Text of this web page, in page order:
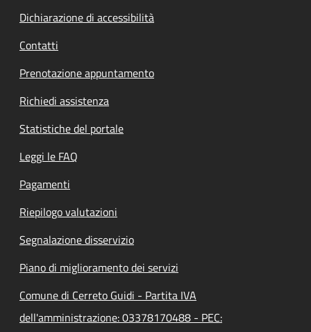
Dichiarazione di accessibilità
Contatti
Prenotazione appuntamento
Richiedi assistenza
Statistiche del portale
Leggi le FAQ
Pagamenti
Riepilogo valutazioni
Segnalazione disservizio
Piano di miglioramento dei servizi
Comune di Cerreto Guidi - Partita IVA
dell'amministrazione: 03378170488 - PEC: